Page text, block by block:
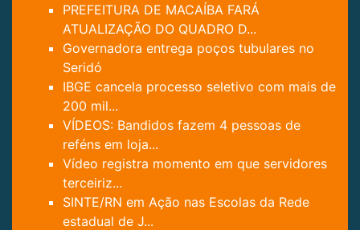
PREFEITURA DE MACAÍBA FARÁ
ATUALIZAÇÃO DO QUADRO D...
Governadora entrega poços tubulares no
Seridó
IBGE cancela processo seletivo com mais de
200 mil...
VÍDEOS: Bandidos fazem 4 pessoas de
reféns em loja...
Vídeo registra momento em que servidores
terceiriz...
SINTE/RN em Ação nas Escolas da Rede
estadual de J...